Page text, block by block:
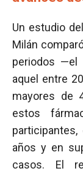
Un estudio
Milán
periodos —el
aquel entre
mayores de
estos
años y en
casos. El